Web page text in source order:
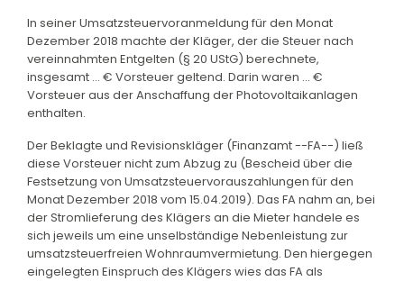
In seiner Umsatzsteuervoranmeldung für den Monat
Dezember 2018 machte der Kläger, der die Steuer nach
vereinnahmten Entgelten (§ 20 UStG) berechnete,
insgesamt ... € Vorsteuer geltend. Darin waren ... €
Vorsteuer aus der Anschaffung der Photovoltaikanlagen
enthalten.
Der Beklagte und Revisionskläger (Finanzamt --FA--) ließ
diese Vorsteuer nicht zum Abzug zu (Bescheid über die
Festsetzung von Umsatzsteuervorauszahlungen für den
Monat Dezember 2018 vom 15.04.2019). Das FA nahm an, bei
der Stromlieferung des Klägers an die Mieter handele es
sich jeweils um eine unselbständige Nebenleistung zur
umsatzsteuerfreien Wohnraumvermietung. Den hiergegen
eingelegten Einspruch des Klägers wies das FA als